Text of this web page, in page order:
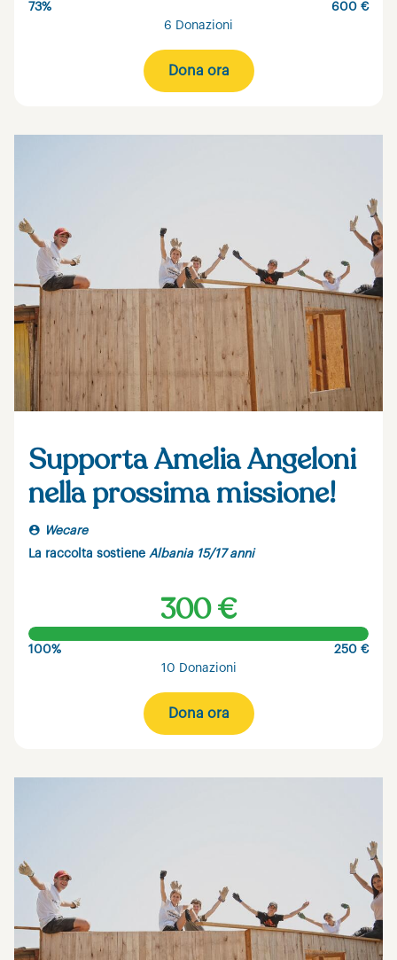
73%
600 €
6 Donazioni
Dona ora
Supporta Amelia Angeloni
nella prossima missione!
Wecare
La raccolta sostiene Albania 15/17 anni
300 €
100%
250 €
10 Donazioni
Dona ora